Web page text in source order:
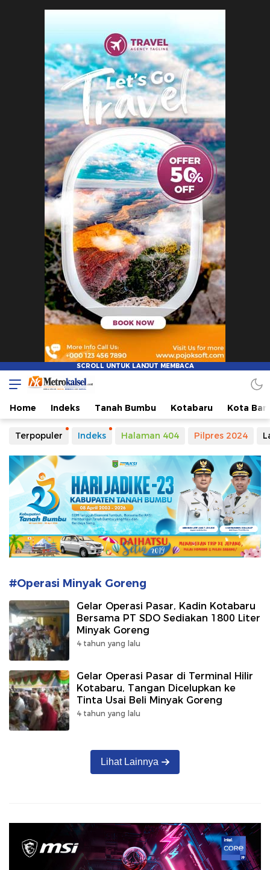
Metro Kalsel
Media Online Terkini, Faktual dan Mendidik
Home Indeks Tanah Bumbu Kotabaru Kota
Terpopuler Indeks Halaman 404 Pilpres 2024
#Operasi Minyak Goreng
Gelar Operasi Pasar, Kadin Kotabaru
Bersama PT SDO Sediakan 1800 Liter
Minyak Goreng
4 tahun yang lalu
Gelar Operasi Pasar di Terminal Hilir
Kotabaru, Tangan Dicelupkan ke
Tinta Usai Beli Minyak Goreng
4 tahun yang lalu
Lihat Lainnya